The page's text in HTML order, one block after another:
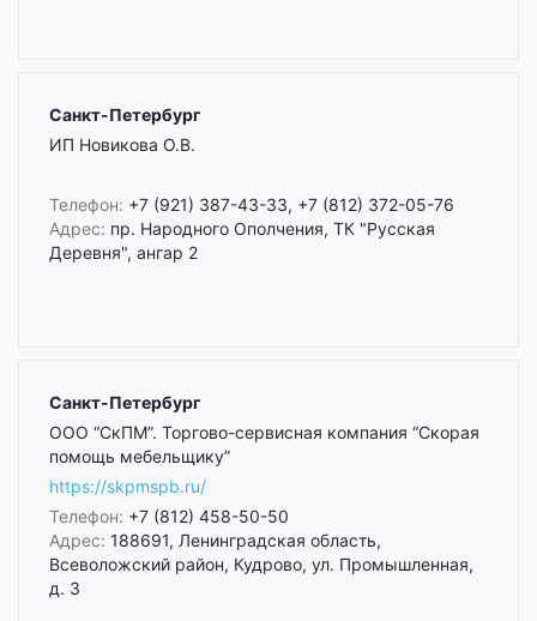
Санкт-Петербург
ИП Новикова О.В.
Телефон: +7 (921) 387-43-33, +7 (812) 372-05-76
Адрес: пр. Народного Ополчения, ТК "Русская
Деревня", ангар 2
Санкт-Петербург
ООО “СкПМ”. Торгово-сервисная компания “Скорая
помощь мебельщику”
https://skpmspb.ru/
Телефон: +7 (812) 458-50-50
Адрес: 188691, Ленинградская область,
Всеволожский район, Кудрово, ул. Промышленная,
д. 3